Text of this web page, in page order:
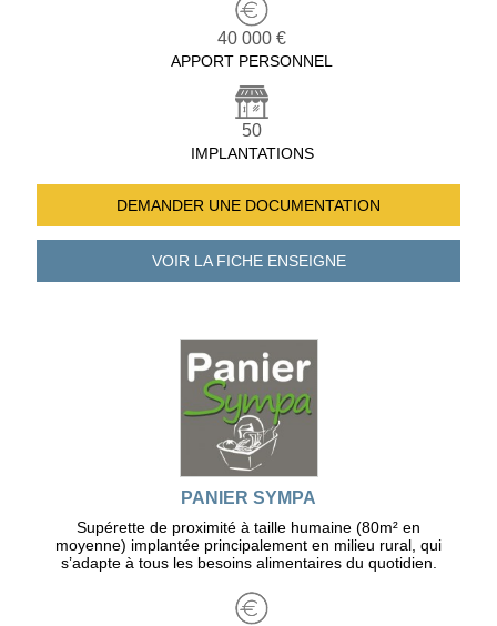
40 000 €
APPORT PERSONNEL
50
IMPLANTATIONS
DEMANDER UNE DOCUMENTATION
VOIR LA FICHEENSEIGNE
PANIER SYMPA
Supérette de proximité à taille humaine (80m² en
moyenne) implantée principalement en milieu rural, qui
s’adapte à tous les besoins alimentaires du quotidien.